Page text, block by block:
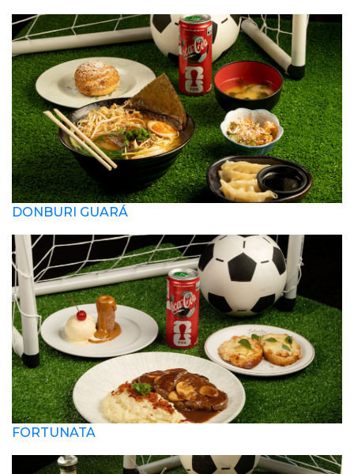
DONBURI GUARÁ
FORTUNATA